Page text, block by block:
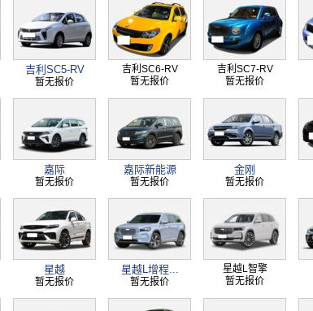
吉利SC5-RV
暂无报价
吉利SC6-RV
暂无报价
吉利SC7-RV
暂无报价
嘉际
暂无报价
嘉际新能源
暂无报价
金刚
暂无报价
星越
暂无报价
星越L增程...
暂无报价
星越L智擎
暂无报价